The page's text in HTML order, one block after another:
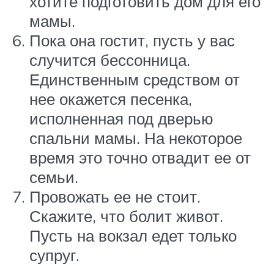
мамы.
Пока она гостит, пусть у вас
случится бессонница.
Единственным средством от
нее окажется песенка,
исполненная под дверью
спальни мамы. На некоторое
время это точно отвадит ее от
семьи.
Провожать ее не стоит.
Скажите, что болит живот.
Пусть на вокзал едет только
супруг.